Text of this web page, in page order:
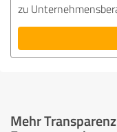
zu
Mehr